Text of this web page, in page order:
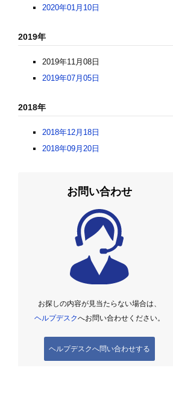
2020年01月10日
2019年
2019年11月08日
2019年07月05日
2018年
2018年12月18日
2018年09月20日
お問い合わせ
お探しの内容が見当たらない場合は、
ヘルプデスクへお問い合わせください。
ヘルプデスクへ問い合わせする